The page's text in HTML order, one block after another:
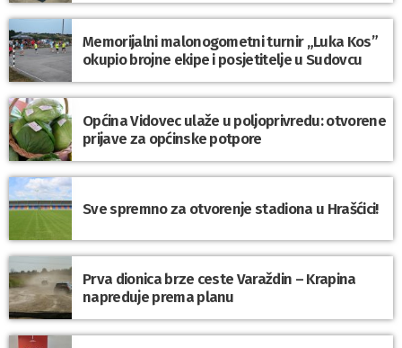
Memorijalni malonogometni turnir „Luka Kos”
okupio brojne ekipe i posjetitelje u Sudovcu
Općina Vidovec ulaže u poljoprivredu: otvorene
prijave za općinske potpore
Sve spremno za otvorenje stadiona u Hrašćici!
Prva dionica brze ceste Varaždin – Krapina
napreduje prema planu